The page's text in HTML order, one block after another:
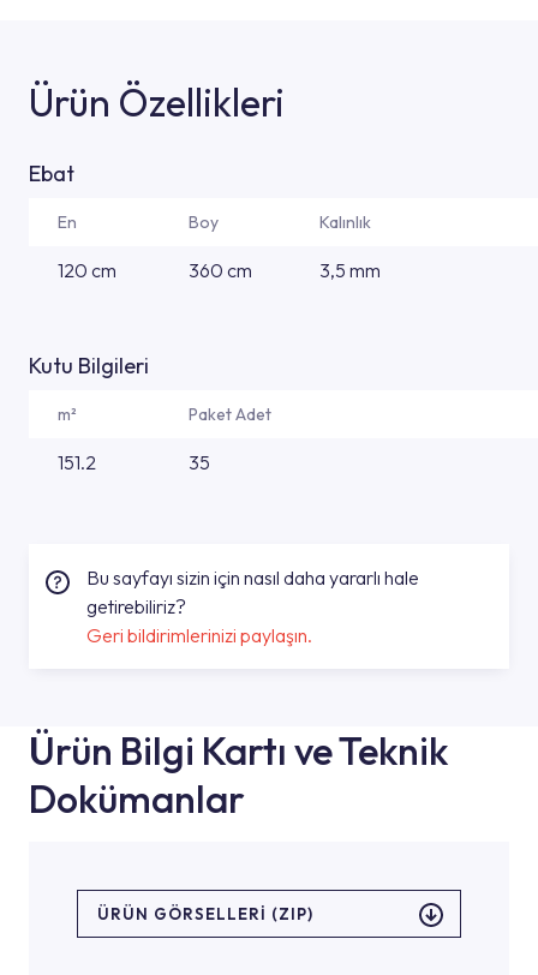
Ürün Özellikleri
Ebat
En Boy Kalınlık
120 cm 360 cm 3,5 mm
Kutu Bilgileri
m² Paket Adet
151.2 35
Bu sayfayı sizin için nasıl daha yararlı hale
getirebiliriz?
Geri bildirimlerinizi paylaşın.
Ürün Bilgi Kartı ve Teknik
Dokümanlar
ÜRÜN GÖRSELLERI (ZIP)